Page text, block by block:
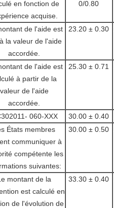
en fonction de
acquise.
0/0.80
de l'aide est
la valeur de l'aide
accordée.
23.20 ± 0.30
de l'aide est
à partir de la
valeur de l'aide
accordée.
25.30 ± 0.71
302011- 060-XXX 30.00 ± 0.40
États membres
communiquer à
compétente les
suivantes:
30.00 ± 0.50
montant de la
est calculé en
de l'évolution de
33.30 ± 0.40